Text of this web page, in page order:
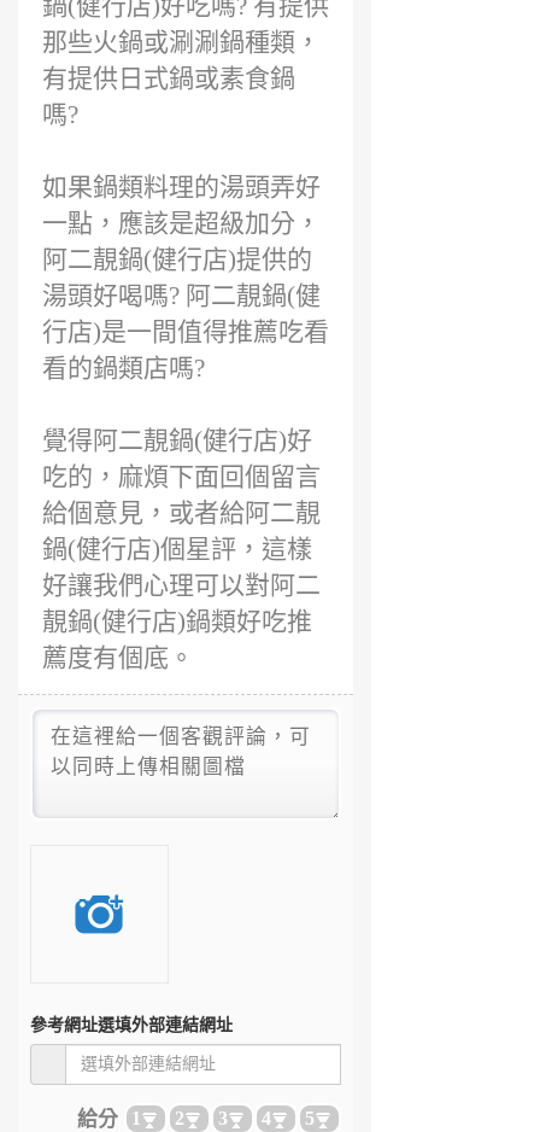
鍋(健行店)好吃嗎? 有提供
那些火鍋或涮涮鍋種類，
有提供日式鍋或素食鍋
嗎?
如果鍋類料理的湯頭弄好
一點，應該是超級加分，
阿二靚鍋(健行店)提供的
湯頭好喝嗎? 阿二靚鍋(健
行店)是一間值得推薦吃看
看的鍋類店嗎?
覺得阿二靚鍋(健行店)好
吃的，麻煩下面回個留言
給個意見，或者給阿二靚
鍋(健行店)個星評，這樣
好讓我們心理可以對阿二
靚鍋(健行店)鍋類好吃推
薦度有個底。
參考網址選填外部連結網址
給分 1 2 3 4 5